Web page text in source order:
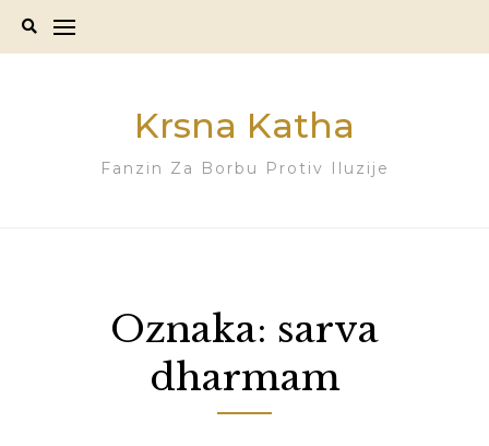
Krsna Katha
Fanzin Za Borbu Protiv Iluzije
Oznaka: sarva
dharmam